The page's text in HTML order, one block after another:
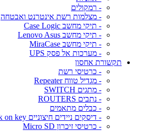
- רמקולים
- מצלמות רשת אינטרנט ואבטחה
- תיקי מחשב Case Logic
- תיקי מחשב Lenovo Asus
- תיקי מחשב MiraCase
- מערכות אל פסק UPS
תקשורת אחסון
- כרטיסי רשת
- מגדיל טווח Repeater
- מתגים SWITCH
- נתבים ROUTERS
- כבלים מתאמים
- דיסקים ניידים חיצוניים Disk on key
- כרטיסי זיכרון Micro SD